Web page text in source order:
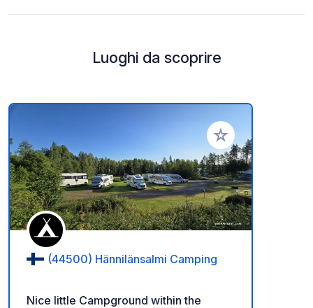
Luoghi da scoprire
Aggiungi ai tuoi
(44500) Hännilänsalmi Camping
Nice little Campground within the